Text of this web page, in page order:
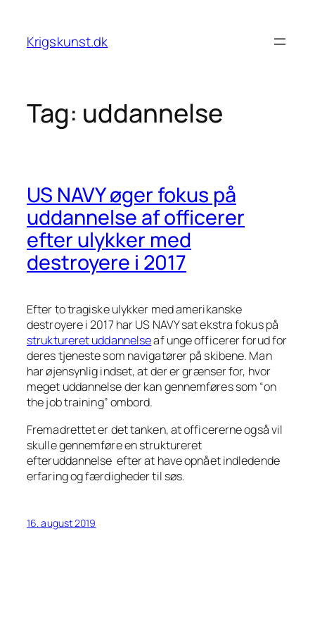
indhold
Krigskunst.dk
Tag: uddannelse
US NAVY øger fokus på
uddannelse af officerer
efter ulykker med
destroyere i 2017
Efter to tragiske ulykker med amerikanske
destroyere i 2017 har US NAVY sat ekstra fokus på
struktureret uddannelseaf unge officerer forud for
deres tjeneste som navigatører på skibene. Man
har øjensynlig indset, at der er grænser for, hvor
meget uddannelse der kan gennemføres som “on
the job training” ombord.
Fremadrettet er det tanken, at officererne også vil
skulle gennemføre en struktureret
efteruddannelse efter at have opnået indledende
erfaring og færdigheder til søs.
16. august 2019